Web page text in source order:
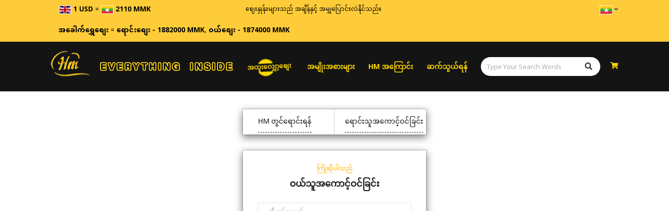
1 USD= 2110 MMK ဈေးနှုန်းများသည် အချိန်နှင့် အမျှပြောင်းလဲနိုင်သည်။
အခေါက်ရွှေစျေး=ရောင်းစျေး - 1882000 MMK,ဝယ်စျေး - 1874000 MMK
အထူးလျှော့စျေး အမျိုးအစားများ HM အကြောင်း ဆက်သွယ်ရန်
HM တွင်ရောင်းရန် ရောင်းသူအကောင့်ဝင်ခြင်း
ကြိုဆိုပါသည်
ဝယ်သူအကောင့်ဝင်ခြင်း